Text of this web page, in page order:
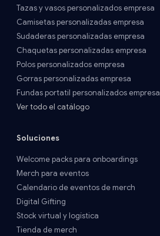
Tazas y vasos personalizados empresa
Camisetas personalizadas empresa
Sudaderas personalizadas empresa
Chaquetas personalizadas empresa
Polos personalizados empresa
Gorras personalizadas empresa
Fundas portatil personalizados empresa
Ver todo el catálogo
Soluciones
Welcome packs para onboardings
Merch para eventos
Calendario de eventos de merch
Digital Gifting
Stock virtual y logística
Tienda de merch